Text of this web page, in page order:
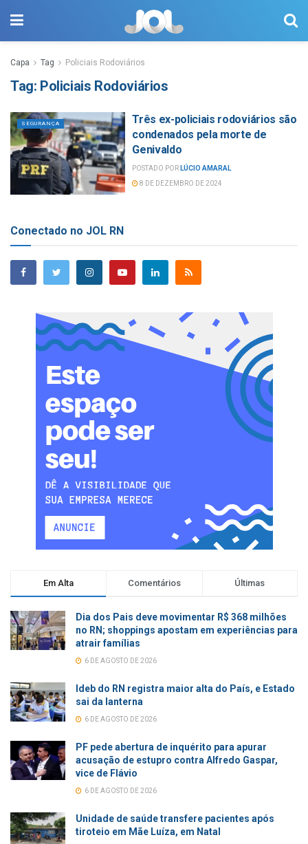
Capa Tag Policiais Rodoviários
Tag: Policiais Rodoviários
SEGURANÇA
Três ex-policiais rodoviários são
condenados pela morte de
Genivaldo
POSTADO POR LÚCIO AMARAL
8 DE DEZEMBRO DE 2024
Conectado no JOL RN
Em Alta Comentários Últimas
Dia dos Pais deve movimentar R$ 368 milhões
no RN; shoppings apostam em experiências para
atrair famílias
6 DE AGOSTO DE 2026
Ideb do RN registra maior alta do País, e Estado
sai da lanterna
6 DE AGOSTO DE 2026
PF pede abertura de inquérito para apurar
acusação de estupro contra Alfredo Gaspar,
vice de Flávio
6 DE AGOSTO DE 2026
Unidade de saúde transfere pacientes após
tiroteio em Mãe Luíza, em Natal